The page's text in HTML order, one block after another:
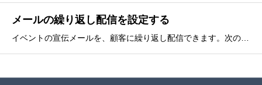
メールの繰り返し配信を設定する